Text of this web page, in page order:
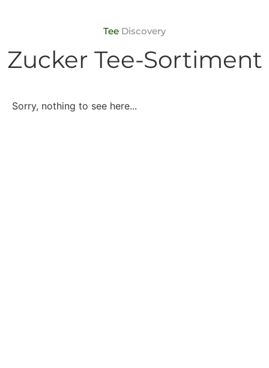
Tee Discovery
Zucker Tee-Sortiment
Sorry, nothing to see here...